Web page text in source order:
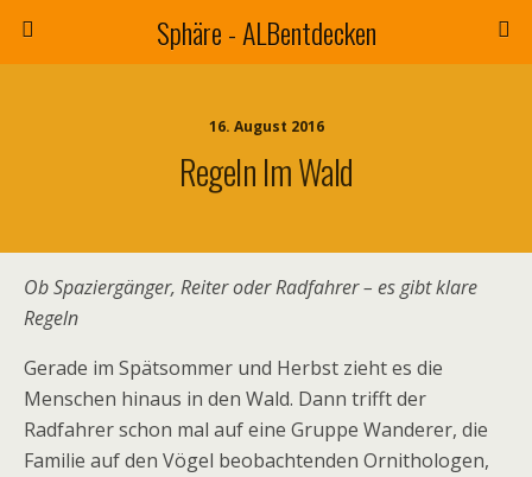
Sphäre - ALBentdecken
16. August 2016
Regeln Im Wald
Ob Spaziergänger, Reiter oder Radfahrer – es gibt klare
Regeln
Gerade im Spätsommer und Herbst zieht es die
Menschen hinaus in den Wald. Dann trifft der
Radfahrer schon mal auf eine Gruppe Wanderer, die
Familie auf den Vögel beobachtenden Ornithologen,